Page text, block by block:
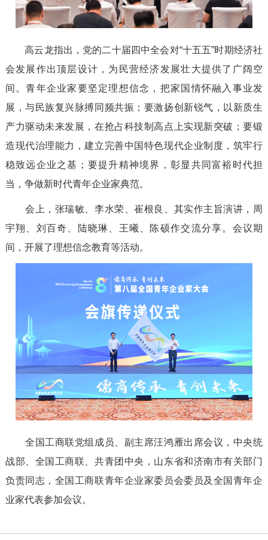
高云龙指出，党的二十届四中全会对“十五五”时期经济社
会发展作出顶层设计，为民营经济发展壮大提供了广阔空
间。青年企业家要坚定理想信念，把家国情怀融入事业发
展 ，与民族复兴脉搏同频共振；要激扬创新锐气，以新质生
产力驱动未来发展 ，在抢占科技制高点上实现新突破；要锻
造现代治理能力，建立完善中国特色现代企业制度 ， 筑牢行
稳致远企业之基；要提升精神境界，彰显共同富裕时代担
当 ， 争做新时代青年企业家典范。
会上，张瑞敏、李水荣、崔根良、其实作主旨演讲，周
宇翔、刘百奇、陆晓琳、王曦、陈硕作交流分享。会议期
间，开展了理想信念教育等活动。
全国工商联党组成员、副主席汪鸿雁出席会议，中央统
战部、全国工商联、共青团中央，山东省和济南市有关部门
负责同志，全国工商联青年企业家委员会委员及全国青年企
业家代表参加会议。